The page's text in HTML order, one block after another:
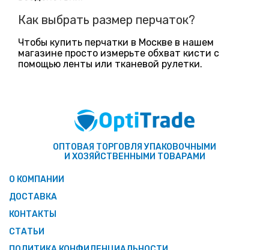
Как выбрать размер перчаток?
Чтобы купить перчатки в Москве в нашем
магазине просто измерьте обхват кисти с
помощью ленты или тканевой рулетки.
ОПТОВАЯ ТОРГОВЛЯ УПАКОВОЧНЫМИ
И ХОЗЯЙСТВЕННЫМИ ТОВАРАМИ
О КОМПАНИИ
ДОСТАВКА
КОНТАКТЫ
СТАТЬИ